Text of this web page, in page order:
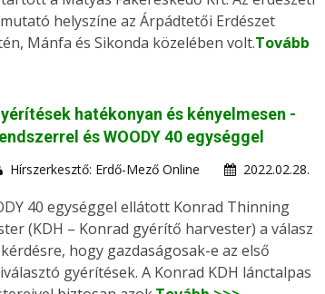
helyszíne az Árpádtetői Erdészet
Mánfa és Sikonda közelében volt.Tovább
hatékonyan és kényelmesen -
és WOODY 40 egységgel
Hírszerkesztő: Erdő-Mező Online 2022.02.28.
40 egységgel ellátott Konrad Thinning
(KDH – Konrad gyérítő harvester) a válasz
hogy gazdaságosak-e az első
gyérítések. A Konrad KDH lánctalpas